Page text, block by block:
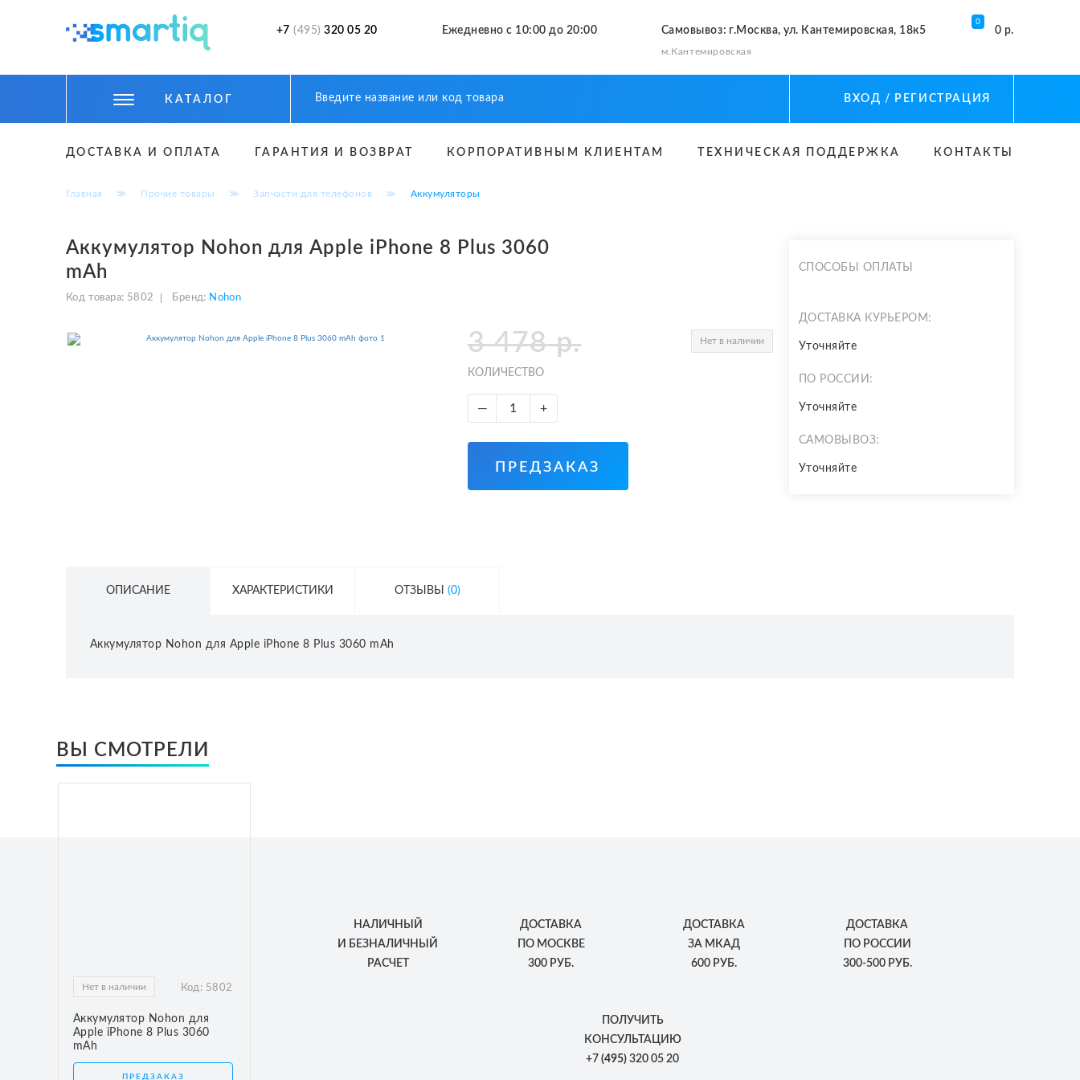
+7 (495) 320 05 20 Ежедневно с 10:00 до 20:00 Самовывоз: г.Москва, ул. Кантемировская, 18к5
м.Кантемировская
0
0 р.
КАТАЛОГ
ТОВАРЫ ДЛЯ АВТО
АКСЕССУАРЫ
РАСПРОДАЖА
ВХОД / РЕГИСТРАЦИЯ
ДОСТАВКА И ОПЛАТА ГАРАНТИЯ И ВОЗВРАТ КОРПОРАТИВНЫМ КЛИЕНТАМ ТЕХНИЧЕСКАЯ ПОДДЕРЖКА КОНТАКТЫ
Главная ≫ Прочие товары ≫ Запчасти для телефонов ≫ Аккумуляторы
Аккумулятор Nohon для Apple iPhone 8 Plus 3060
mAh
Код товара: 5802 Бренд: Nohon
3 478р. Нет в наличии
КОЛИЧЕСТВО
— +
ПРЕДЗАКАЗ
СПОСОБЫ ОПЛАТЫ
ДОСТАВКА КУРЬЕРОМ:
Уточняйте
ПО РОССИИ:
Уточняйте
САМОВЫВОЗ:
Уточняйте
ОПИСАНИЕ ХАРАКТЕРИСТИКИ ОТЗЫВЫ (0)
Аккумулятор Nohon для Apple iPhone 8 Plus 3060 mAh
ВЫ СМОТРЕЛИ
Нет в наличии Код: 5802
Аккумулятор Nohon для
Apple iPhone 8 Plus 3060
mAh
ПРЕДЗАКАЗ
НАЛИЧНЫЙ
И БЕЗНАЛИЧНЫЙ
РАСЧЕТ
ДОСТАВКА
ПО МОСКВЕ
300 РУБ.
ДОСТАВКА
ЗА МКАД
600 РУБ.
ДОСТАВКА
ПО РОССИИ
300-500 РУБ.
ПОЛУЧИТЬ
КОНСУЛЬТАЦИЮ
+7 (495) 320 05 20